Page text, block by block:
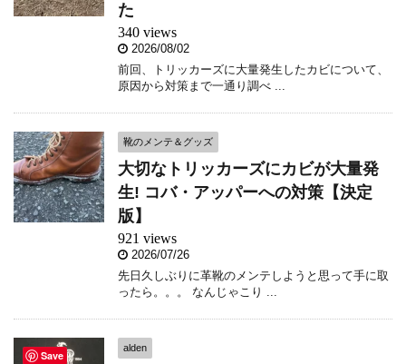
た
340 views
2026/08/02
前回、トリッカーズに大量発生したカビについて、
原因から対策まで一通り調べ ...
靴のメンテ＆グッズ
大切なトリッカーズにカビが大量発
生! コバ・アッパーへの対策【決定
版】
921 views
2026/07/26
先日久しぶりに革靴のメンテしようと思って手に取
ったら。。。 なんじゃこり ...
alden
Save